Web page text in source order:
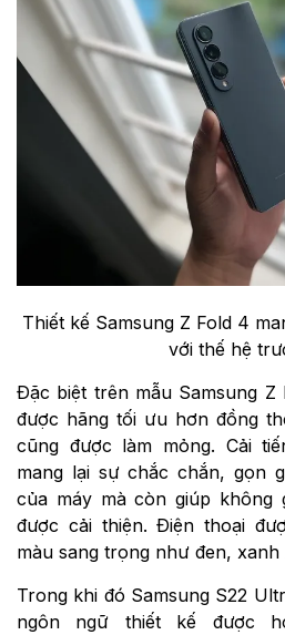
Thiết kế Samsung Z Fold 4
với thế hệ
Đặc biệt trên mẫu Samsung
được hãng tối ưu hơn đồng
cũng được làm mỏng. Cải
mang lại sự chắc chắn, gọn
của máy mà còn giúp không
được cải thiện. Điện thoại
màu sang trọng như đen, xanh
Trong khi đó Samsung S22
ngôn ngữ thiết kế được